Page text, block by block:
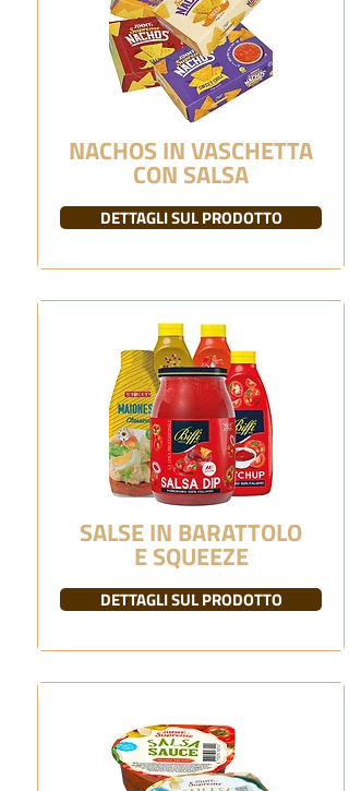
NACHOS IN VASCHETTA
CON SALSA
DETTAGLI SUL PRODOTTO
SALSE IN BARATTOLO
E SQUEEZE
DETTAGLI SUL PRODOTTO